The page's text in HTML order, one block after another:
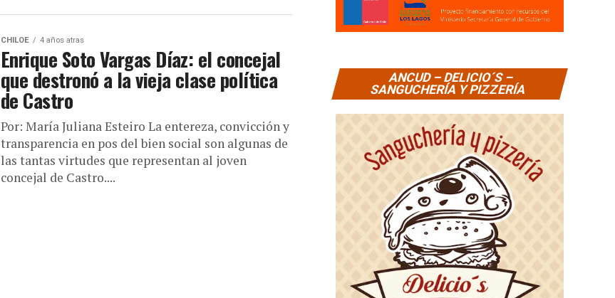
CHILOE 4 años atras
Enrique Soto Vargas Díaz: el concejal
que destronó a la vieja clase política
de Castro
Por: María Juliana Esteiro La entereza, convicción y
transparencia en pos del bien social son algunas de
las tantas virtudes que representan al joven
concejal de Castro....
ANCUD – DELICIO´S –
SANGUCHERÍA Y PIZZERÍA